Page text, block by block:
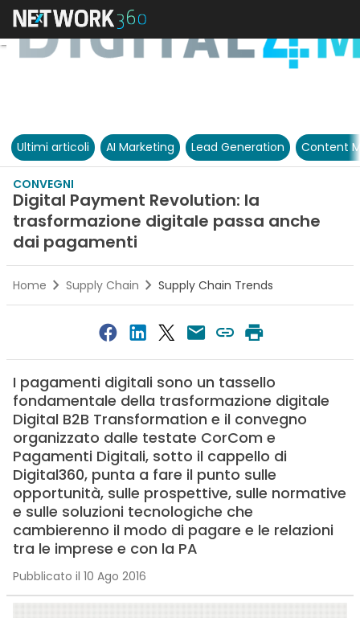
Ultimi articoli AI Marketing Lead Generation Content
CONVEGNI
Digital Payment Revolution: la
trasformazione digitale passa anche
dai pagamenti
Home Supply Chain Supply Chain Trends
I pagamenti digitali sono un tassello
fondamentale della trasformazione digitale
Digital B2B Transformation e il convegno
organizzato dalle testate CorCom e
Pagamenti Digitali, sotto il cappello di
Digital360, punta a fare il punto sulle
opportunità, sulle prospettive, sulle normative
e sulle soluzioni tecnologiche che
cambierenno il modo di pagare e le relazioni
tra le imprese e con la PA
Pubblicato il 10 Ago 2016